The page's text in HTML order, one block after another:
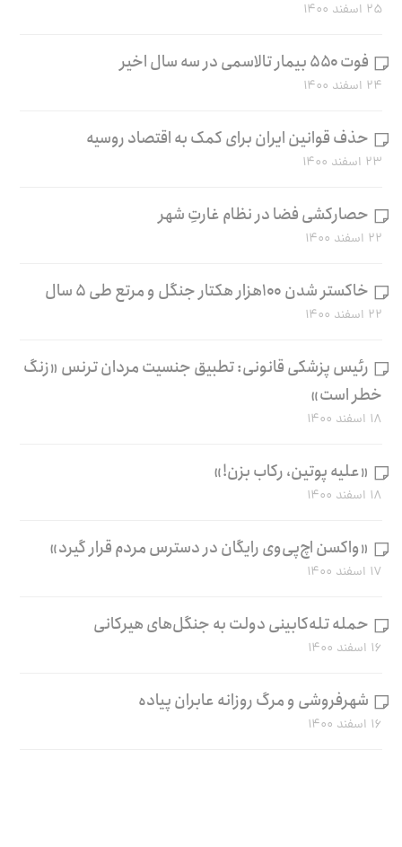
۲۵ اسفند ۱۴۰۰
فوت ۵۵۰ بیمار تالاسمی در سه سال اخیر
۲۴ اسفند ۱۴۰۰
حذف قوانین ایران برای کمک به اقتصاد روسیه
۲۳ اسفند ۱۴۰۰
حصارکشی فضا در نظام غارتِ شهر
۲۲ اسفند ۱۴۰۰
خاکستر شدن ۱۰۰هزار هکتار جنگل و مرتع طی ۵ سال
۲۲ اسفند ۱۴۰۰
رئیس پزشکی قانونی: تطبیق جنسیت مردان ترنس «زنگ
خطر است»
۱۸ اسفند ۱۴۰۰
«علیه پوتین، رکاب بزن!»
۱۸ اسفند ۱۴۰۰
«واکسن اچ‌پی‌وی رایگان در دسترس مردم قرار گیرد»
۱۷ اسفند ۱۴۰۰
حمله تله‌کابینی دولت به جنگل‌های هیرکانی
۱۶ اسفند ۱۴۰۰
شهرفروشی و مرگ روزانه عابران پیاده
۱۶ اسفند ۱۴۰۰